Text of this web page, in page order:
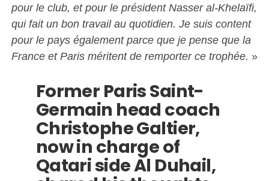
pour le club, et pour le président Nasser al-Khelaïfi,
qui fait un bon travail au quotidien. Je suis content
pour le pays également parce que je pense que la
France et Paris méritent de remporter ce trophée. »
Former Paris Saint-
Germain head coach
Christophe Galtier,
now in charge of
Qatari side Al Duhail,